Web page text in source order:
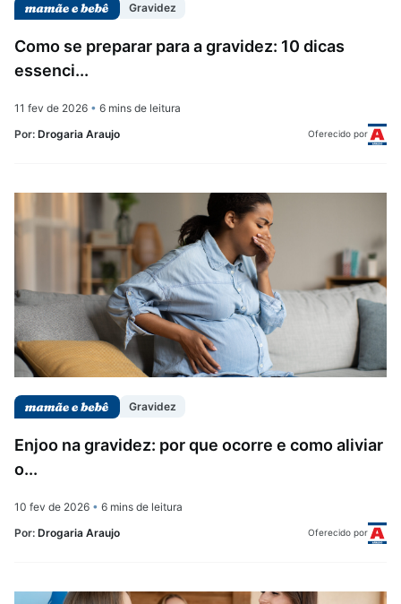
Gravidez
Como se preparar para a gravidez: 10 dicas
essenci...
11 fev de 2026 • 6 mins de leitura
Por: Drogaria Araujo Oferecido por
Gravidez
Enjoo na gravidez: por que ocorre e como aliviar
o...
10 fev de 2026 • 6 mins de leitura
Por: Drogaria Araujo Oferecido por